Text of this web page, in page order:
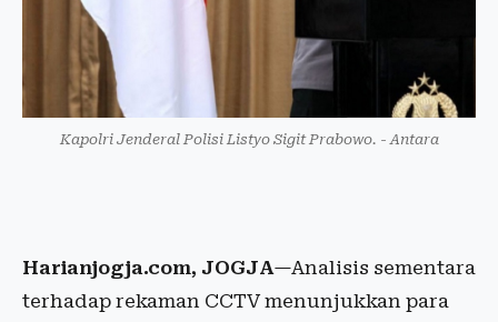
Kapolri Jenderal Polisi Listyo Sigit Prabowo. - Antara
Harianjogja.com, JOGJA—Analisis sementara
terhadap rekaman CCTV menunjukkan para